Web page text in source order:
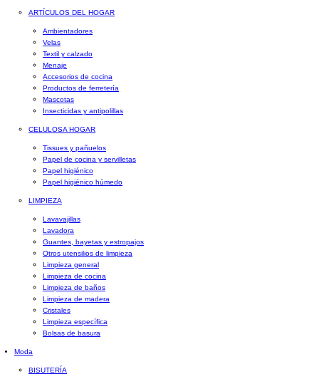
ARTÍCULOS DEL HOGAR
Ambientadores
Velas
Textil y calzado
Menaje
Accesorios de cocina
Productos de ferretería
Mascotas
Insecticidas y antipolillas
CELULOSA HOGAR
Tissues y pañuelos
Papel de cocina y servilletas
Papel higiénico
Papel higiénico húmedo
LIMPIEZA
Lavavajillas
Lavadora
Guantes, bayetas y estropajos
Otros utensilios de limpieza
Limpieza general
Limpieza de cocina
Limpieza de baños
Limpieza de madera
Cristales
Limpieza específica
Bolsas de basura
Moda
BISUTERÍA